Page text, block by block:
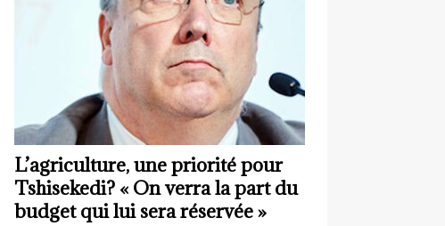
L’agriculture, une priorité pour
Tshisekedi? « On verra la part du
budget qui lui sera réservée »